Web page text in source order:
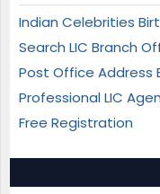
Indian Celebrities
Search LIC Branch
Post Office Address
Professional LIC
Free Registration